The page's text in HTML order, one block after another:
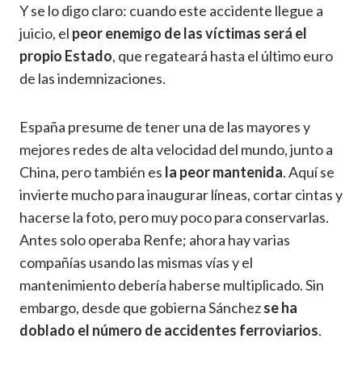
Y se lo digo claro: cuando este accidente llegue a
juicio, el peor enemigo de las víctimas será el
propio Estado, que regateará hasta el último euro
de las indemnizaciones.
España presume de tener una de las mayores y
mejores redes de alta velocidad del mundo, junto a
China, pero también es la peor mantenida. Aquí se
invierte mucho para inaugurar líneas, cortar cintas y
hacerse la foto, pero muy poco para conservarlas.
Antes solo operaba Renfe; ahora hay varias
compañías usando las mismas vías y el
mantenimiento debería haberse multiplicado. Sin
embargo, desde que gobierna Sánchezse ha
doblado el número de accidentes ferroviarios.